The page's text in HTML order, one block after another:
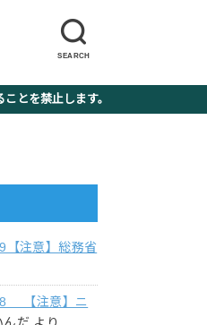
SEARCH
とを禁止します。
注意】総務省
【注意】ニ